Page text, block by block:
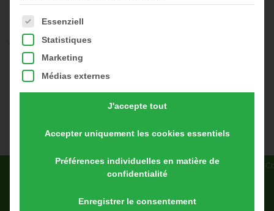
On déplace le POULAILLER MOBILE
Vous pouvez visionner ici de nombreuses belles vidéos
informatives sur les poulaillers « Hühnermobil », nos clients et
leurs entreprises: Vous êtes actuellement en train de consulter
Contact Mentions légales Politique de confidentialité
Bad Sooden-Allendorf
T. +49 (0)5652 5075-0 | info@huehnermobil.de
La liste suivante énumère les groupes de services pour
Essenziell
Statistiques
Marketing
Médias externes
J'accepte tout
Accepter uniquement les cookies essentiels
Préférences individuelles en matière de
confidentialité
Enregistrer le consentement